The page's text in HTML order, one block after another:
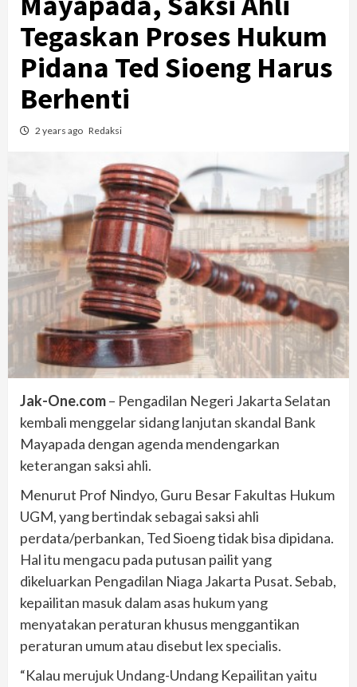
Tegaskan Proses Hukum
Pidana Ted Sioeng Harus
Berhenti
2 years ago Redaksi
Jak-One.com– Pengadilan Negeri Jakarta Selatan
kembali menggelar sidang lanjutan skandal Bank
Mayapada dengan agenda mendengarkan
keterangan saksi ahli.
Menurut Prof Nindyo, Guru Besar Fakultas Hukum
UGM, yang bertindak sebagai saksi ahli
perdata/perbankan, Ted Sioeng tidak bisa dipidana.
Hal itu mengacu pada putusan pailit yang
dikeluarkan Pengadilan Niaga Jakarta Pusat. Sebab,
kepailitan masuk dalam asas hukum yang
menyatakan peraturan khusus menggantikan
peraturan umum atau disebut lex specialis.
“Kalau merujuk Undang-Undang Kepailitan yaitu